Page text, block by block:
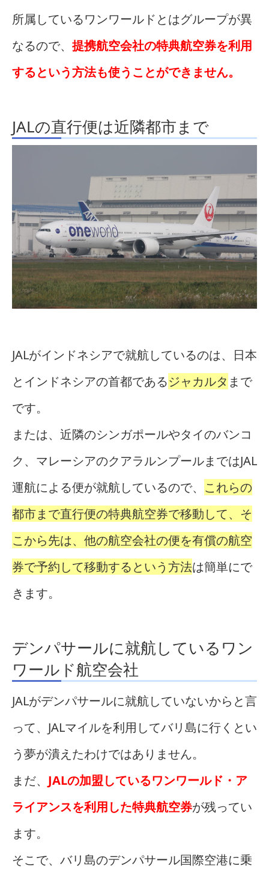
所属しているワンワールドとはグループが異
なるので、 提携航空会社の特典航空券を利用
するという方法も使うことができません。
JALの直行便は近隣都市まで
JALがインドネシアで就航しているのは、日本
とインドネシアの首都であるジャカルタ まで
です。
または、近隣のシンガポールやタイのバンコ
ク、マレーシアのクアラルンプールまではJAL
運航による便が就航しているので、 これらの
都市まで直行便の特典航空券で移動して、そ
こから先は、他の航空会社の便を有償の航空
券で予約して移動するという方法は簡単にで
きます。
デンパサールに就航しているワン
ワールド航空会社
JALがデンパサールに就航していないからと言
って、JALマイルを利用してバリ島に行くとい
う夢が潰えたわけではありません。
まだ、 JALの加盟しているワンワールド・ア
ライアンスを利用した特典航空券が残ってい
ます。
そこで、バリ島のデンパサール国際空港に乗